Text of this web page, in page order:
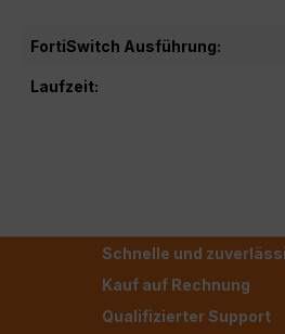
FortiSwitch Ausführung:
Laufzeit:
Schnelle und
Kauf auf Rechnung
Qualifizierter Support